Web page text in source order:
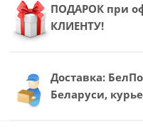
ПОДАРОК при
КЛИЕНТУ!
Доставка:
Беларуси,